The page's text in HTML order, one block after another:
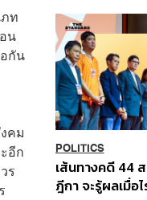
ท
น
กัน
คม
อีก
ร
POLITICS
เส้นทางคดี 44
ฎีกา จะรู้ผลเมื่อไ